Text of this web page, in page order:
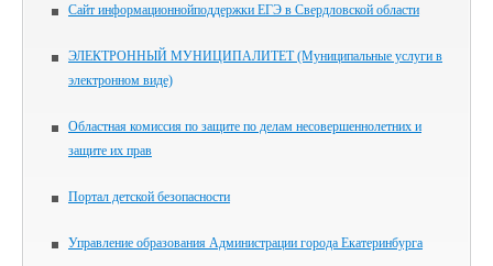
Сайт информационнойподдержки ЕГЭ в Свердловской области
ЭЛЕКТРОННЫЙ МУНИЦИПАЛИТЕТ (Муниципальные услуги в
электронном виде)
Областная комиссия по защите по делам несовершеннолетних и
защите их прав
Портал детской безопасности
Управление образования Администрации города Екатеринбурга